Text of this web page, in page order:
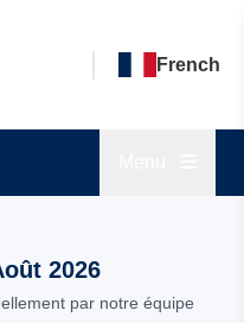
French
2026
par notre équipe